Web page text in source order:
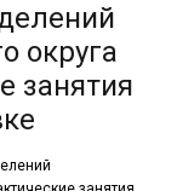
округа
занятия